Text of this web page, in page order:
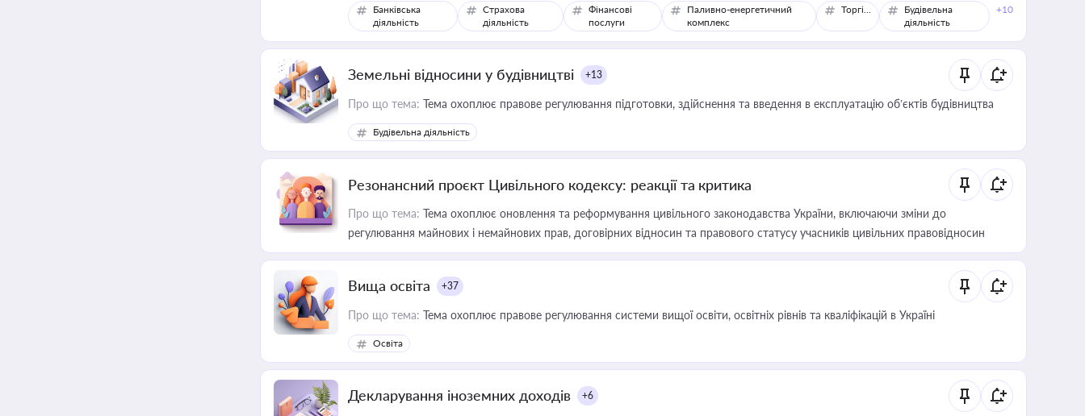
Банківська
діяльність
Страхова
діяльність
Фінансові
послуги
Паливно-енергетичний
комплекс
Торгівля
Будівельна
діяльність
+10
Земельні відносини у будівництві +13
Про що тема: Тема охоплює правове регулювання підготовки, здійснення та введення в експлуатацію об’єктів будівництва
Будівельна діяльність
Резонансний проєкт Цивільного кодексу: реакції та критика
Про що тема: Тема охоплює оновлення та реформування цивільного законодавства України, включаючи зміни до
регулювання майнових і немайнових прав, договірних відносин та правового статусу учасників цивільних правовідносин
Вища освіта +37
Про що тема: Тема охоплює правове регулювання системи вищої освіти, освітніх рівнів та кваліфікацій в Україні
Освіта
Декларування іноземних доходів +6